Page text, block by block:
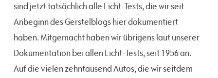
sind jetzt tatsächlich alle Licht-Tests, die wir seit
Anbeginn des Gerstelblogs hier dokumentiert
haben. Mitgemacht haben wir übrigens laut unserer
Dokumentation bei allen Licht-Tests, seit 1956 an.
Auf die vielen zehntausend Autos, die wir seitdem